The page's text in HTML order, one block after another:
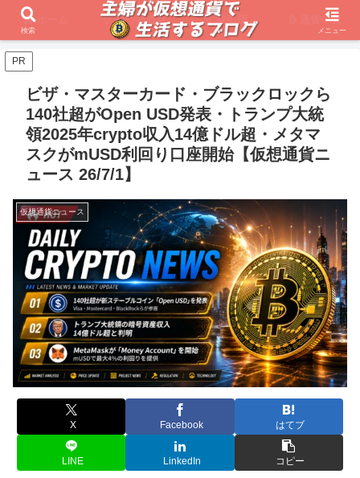
ホーム 初心者必見 取引所 通貨一覧
PR
ビザ・マスターカード・ブラックロックら
140社超がOpen USD発表・トランプ大統
領2025年crypto収入14億ドル超・メタマ
スクがmUSD利回り口座開始【仮想通貨ニ
ュース 26/7/1】
仮想通貨ニュース
X Facebook はてブ
LINE LinkedIn コピー
検索 メニュー